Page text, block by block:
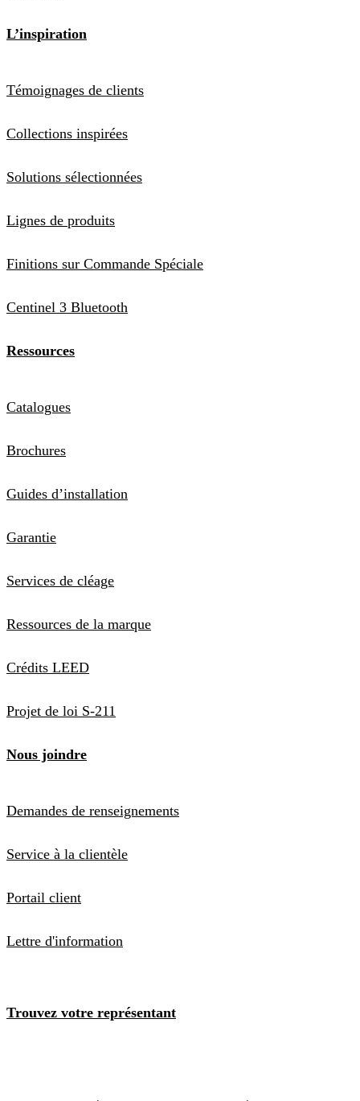
L’inspiration
Témoignages de clients
Collections inspirées
Solutions sélectionnées
Lignes de produits
Finitions sur Commande Spéciale
Centinel 3 Bluetooth
Ressources
Catalogues
Brochures
Guides d’installation
Garantie
Services de cléage
Ressources de la marque
Crédits LEED
Projet de loi S-211
Nous joindre
Demandes de renseignements
Service à la clientèle
Portail client
Lettre d'information
Trouvez votre représentant